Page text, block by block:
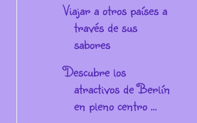
Viajar a otros países a
través de sus
sabores
Descubre los
atractivos de Berlín
en pleno centro ...